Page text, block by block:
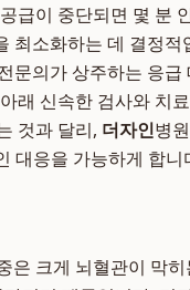
급이 중단되면 몇 분
최소화하는 데 결정적
문의가 상주하는 응급
래 신속한 검사와 치
것과 달리, 더자인병
대응을 가능하게 합니
은 크게 뇌혈관이 막